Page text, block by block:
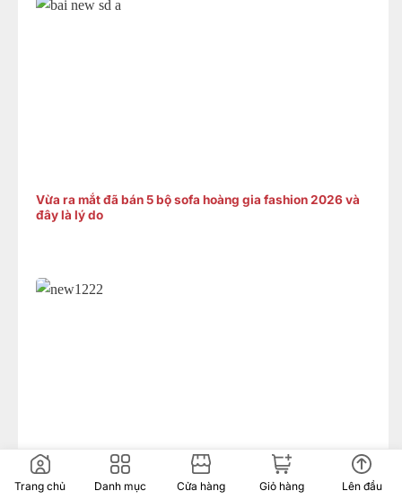
Vừa ra mắt đã bán 5 bộ sofa hoàng gia fashion 2026 và
đây là lý do
Gợi ý 3 mẫu sofa cổ điển bọc nệm cao cấp 2026 – Xứng
Trang chủ Danh mục Cửa hàng Giỏ hàng Lên đầu